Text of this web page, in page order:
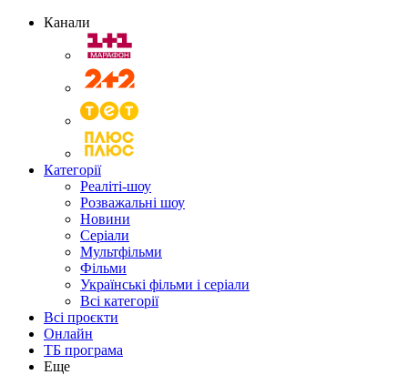
Канали
Категорії
Реаліті-шоу
Розважальні шоу
Новини
Серіали
Мультфільми
Фільми
Українські фільми і серіали
Всі категорії
Всі проєкти
Онлайн
ТБ програма
Еще